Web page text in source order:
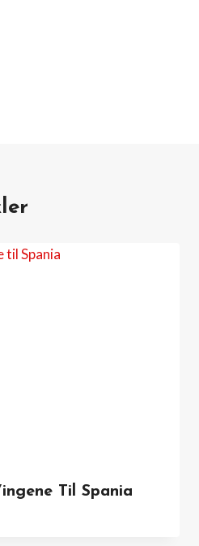
Til Spania